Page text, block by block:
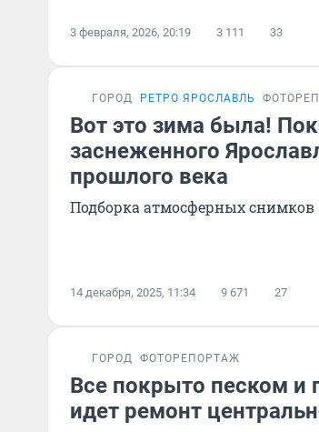
3 февраля, 2026, 20:19 3 111 33
ГОРОД РЕТРО ЯРОСЛАВЛЬ
Вот это зима была!
заснеженного
прошлого века
Подборка атмосферных снимков
14 декабря, 2025, 11:34 9 671 27
ГОРОД ФОТОРЕПОРТАЖ
Все покрыто песком и
идет ремонт